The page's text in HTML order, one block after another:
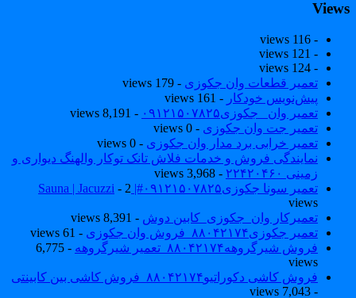
- 116 views
- 121 views
- 124 views
تعمیر قطعات وان جکوزی - 179 views
پیش‌نویس خودکار- 161 views
تعمیر وان _جکوزی۰۹۱۲۱۵۰۷۸۲۵
- 8,191 views
تعمیر جت وان جکوزی - 0 views
تعمیر خرابی برد مدار وان جکوزی - 0 views
نمایندگی فروش و خدمات فلاش تانک توکار والهنگ دیواری و
زمینی ۲۲۴۲۰۴۶۰
- 3,968 views
تعمیر سونا جکوزی۰۹۱۲۱۵۰۷۸۲۵#| Sauna | Jacuzzi
- 2
views
تعمیرکار وان_جکوزی_کابین دوش- 8,391 views
تعمیر جکوزی۸۸۰۴۲۱۷۴_فروش وان جکوزی
- 61 views
فروش شیرگروهه۸۸۰۴۲۱۷۴_تعمیر شیرگروهه
- 6,775
views
فروش کاشی دکوراتیو۸۸۰۴۲۱۷۴_فروش کاشی بین کابینتی